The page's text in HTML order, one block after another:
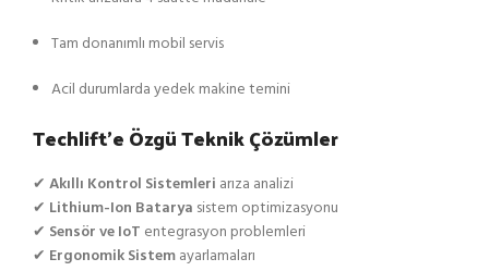
Tam donanımlı mobil servis
Acil durumlarda yedek makine temini
Techlift’e Özgü Teknik Çözümler
✔ Akıllı Kontrol Sistemleri arıza analizi
✔ Lithium-Ion Batarya sistem optimizasyonu
✔ Sensör ve IoT entegrasyon problemleri
✔ Ergonomik Sistemayarlamaları